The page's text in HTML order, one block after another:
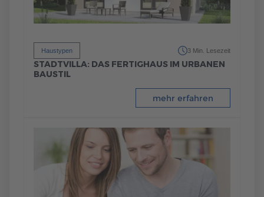
Haustypen 3 Min. Lesezeit
STADTVILLA: DAS FERTIGHAUS IM URBANEN
BAUSTIL
mehr erfahren